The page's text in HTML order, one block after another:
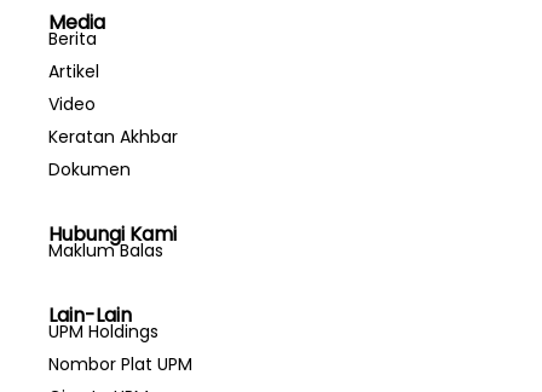
Media
Berita
Artikel
Video
Keratan Akhbar
Dokumen
Hubungi Kami
Maklum Balas
Lain-Lain
UPM Holdings
Nombor Plat UPM